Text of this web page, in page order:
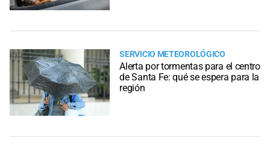
SERVICIO METEOROLÓGICO
Alerta por tormentas para el centro
de Santa Fe: qué se espera para la
región